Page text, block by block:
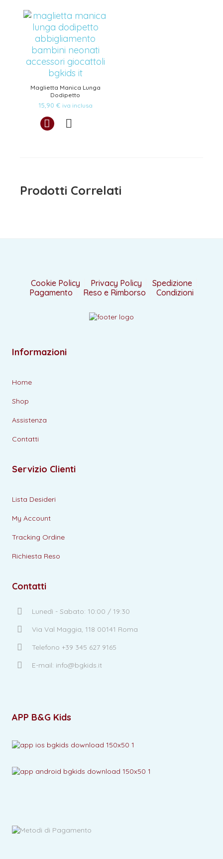
Maglietta Manica Lunga
Dodipetto
15,90 € iva inclusa
Prodotti Correlati
Cookie Policy Privacy Policy
Spedizione
Pagamento
Reso e Rimborso Condizioni
Informazioni
Home
Shop
Assistenza
Contatti
Servizio Clienti
Lista Desideri
My Account
Tracking Ordine
Richiesta Reso
Contatti
Lunedì - Sabato: 10:00 / 19:30
Via Val Maggia, 118 00141 Roma
Telefono +39 345 627 9165
E-mail: info@bgkids.it
APP B&G Kids